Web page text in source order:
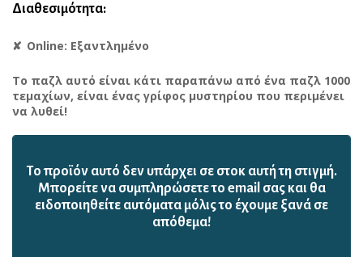
Διαθεσιμότητα:
Online: Εξαντλημένο
Το παζλ αυτό είναι κάτι παραπάνω από ένα παζλ 1000
τεμαχίων, είναι ένας γρίφος μυστηρίου που περιμένει
να λυθεί!
Το προϊόν αυτό δεν υπάρχει σε στοκ αυτή τη στιγμή.
Mπορείτε να συμπληρώσετε το email σας και θα
ειδοποιηθείτε αυτόματα μόλις το έχουμε ξανά σε
απόθεμα!